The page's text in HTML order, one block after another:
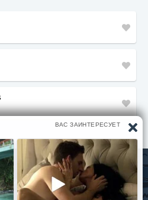
конфиденциальности
книги